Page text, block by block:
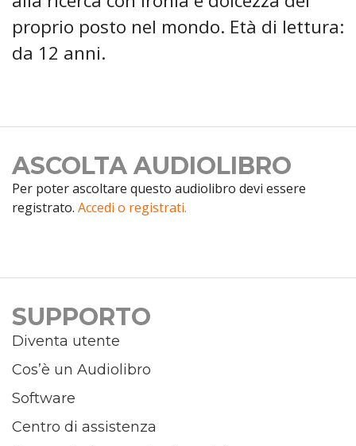
proprio posto nel mondo. Età di lettura:
da 12 anni.
ASCOLTA AUDIOLIBRO
Per poter ascoltare questo audiolibro devi essere
registrato. Accedi o registrati.
SUPPORTO
Diventa utente
Cos’è un Audiolibro
Software
Centro di assistenza